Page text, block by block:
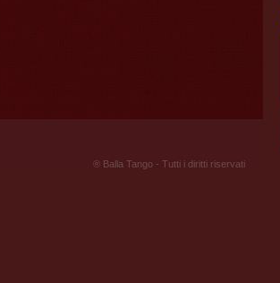
® Balla Tango - Tutti i diritti riservati